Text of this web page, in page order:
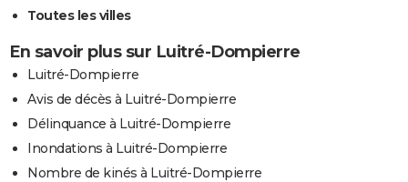
Toutes les villes
En savoir plus sur Luitré-Dompierre
Luitré-Dompierre
Avis de décès à Luitré-Dompierre
Délinquance à Luitré-Dompierre
Inondations à Luitré-Dompierre
Nombre de kinés à Luitré-Dompierre